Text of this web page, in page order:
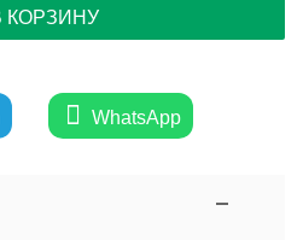
КОРЗИНУ
WhatsApp